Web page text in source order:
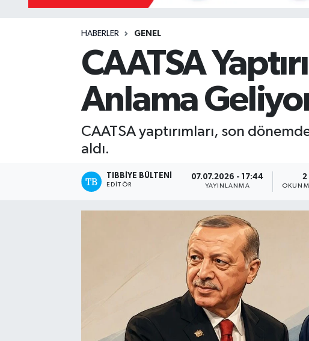
HABERLER GENEL
CAATSA
Anlama
CAATSA yaptırımları, son
aldı.
TIBBIYE BÜLTENI
EDITÖR
07.07.2026 - 17:44
YAYINLANMA
2